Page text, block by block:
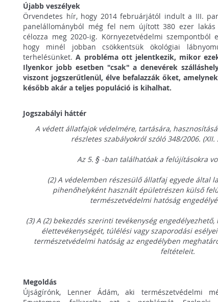
Újabb veszélyek
Örvendetes hír, hogy 2014 februárjától indult a III.
panelállományból még fel nem újított 380 ezer lakás
célozza meg 2020-ig. Környezetvédelmi szempontból
hogy minél jobban csökkentsük ökológiai
terhelésünket.A probléma ott jelentkezik, mikor
Ilyenkor jobb esetben "csak" a denevérek
viszont jogszerűtlenül, élve befalazzák őket,
később akár a teljes populáció is kihalhat.
Jogszabályi háttér
A védett állatfajok védelmére, tartására,
részletes szabályokról szóló 348/2006.
Az 5. § -ban találhatóak a felújításokra
(2) A védelemben részesülő állatfaj egyede által
pihenőhelyként használt épületrészen külső
természetvédelmi hatóság
(3) A (2) bekezdés szerinti tevékenység
élettevékenységét, túlélési vagy szaporodási
természetvédelmi hatóság az engedélyben
feltételeit.
Megoldás
Újságírónk, Lenner Ádám, aki természetvédelmi